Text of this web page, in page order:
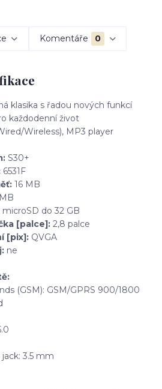
Komentáře 0
klasika s řadou nových funkcí
každodenní život
Wireless), MP3 player
S30+
16 MB
microSD do 32 GB
[palce]: 2,8 palce
[pix]: QVGA
ne
(GSM): GSM/GPRS 900/1800
3.5 mm